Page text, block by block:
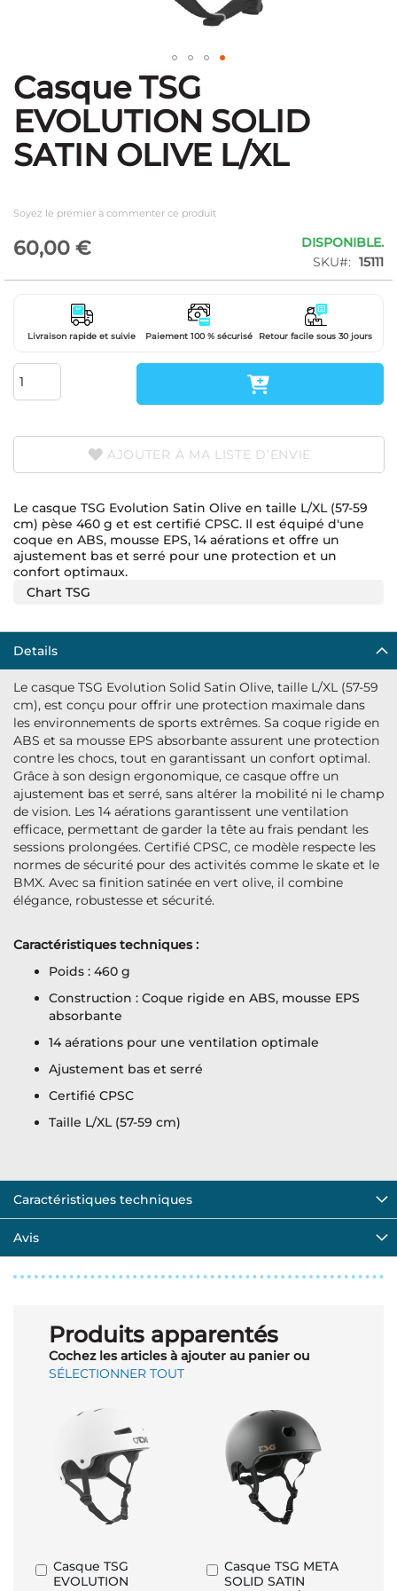
Skip
to
the
beginning
of
the
Casque TSG
EVOLUTION SOLID
SATIN OLIVE L/XL
Soyez le premier à commenter ce produit
60,00 €
DISPONIBLE.
SKU
15111
Livraison rapide et suivie Paiement 100 % sécurisé Retour facile sous 30 jours
AJOUTER À MA LISTE D’ENVIE
Le casque TSG Evolution Satin Olive en taille L/XL (57-59
cm) pèse 460 g et est certifié CPSC. Il est équipé d'une
coque en ABS, mousse EPS, 14 aérations et offre un
ajustement bas et serré pour une protection et un
confort optimaux.
Chart TSG
Details
Le casque TSG Evolution Solid Satin Olive, taille L/XL (57-59
cm), est conçu pour offrir une protection maximale dans
les environnements de sports extrêmes. Sa coque rigide en
ABS et sa mousse EPS absorbante assurent une protection
contre les chocs, tout en garantissant un confort optimal.
Grâce à son design ergonomique, ce casque offre un
ajustement bas et serré, sans altérer la mobilité ni le champ
de vision. Les 14 aérations garantissent une ventilation
efficace, permettant de garder la tête au frais pendant les
sessions prolongées. Certifié CPSC, ce modèle respecte les
normes de sécurité pour des activités comme le skate et le
BMX. Avec sa finition satinée en vert olive, il combine
élégance, robustesse et sécurité.
Caractéristiques techniques :
Poids : 460 g
Construction : Coque rigide en ABS, mousse EPS
absorbante
14 aérations pour une ventilation optimale
Ajustement bas et serré
Certifié CPSC
Taille L/XL (57-59 cm)
Caractéristiques techniques
Avis
Produits apparentés
Cochez les articles à ajouter au panier ou
SÉLECTIONNER TOUT
Casque TSG
EVOLUTION
Ajouter
au
Casque TSG META
SOLID SATIN
Ajouter
au